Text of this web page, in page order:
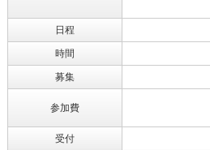
日程
時間
募集
参加費
受付